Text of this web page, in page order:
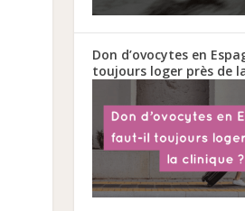
Don d’ovocytes en
toujours loger près de